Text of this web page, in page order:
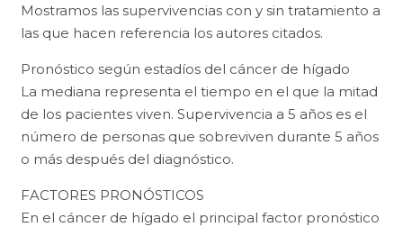
Mostramos las supervivencias con y sin tratamiento a
las que hacen referencia los autores citados.
Pronóstico según estadíos del cáncer de hígado
La mediana representa el tiempo en el que la mitad
de los pacientes viven. Supervivencia a 5 años es el
número de personas que sobreviven durante 5 años
o más después del diagnóstico.
FACTORES PRONÓSTICOS
En el cáncer de hígado el principal factor pronóstico